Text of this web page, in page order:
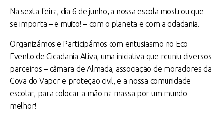
Na sexta feira, dia 6 de junho, a nossa escola mostrou que
se importa – e muito! – com o planeta e com a cidadania.
Organizámos e Participámos com entusiasmo no Eco
Evento de Cidadania Ativa, uma iniciativa que reuniu diversos
parceiros – câmara de Almada, associação de moradores da
Cova do Vapor e proteção civil, e a nossa comunidade
escolar, para colocar a mão na massa por um mundo
melhor!